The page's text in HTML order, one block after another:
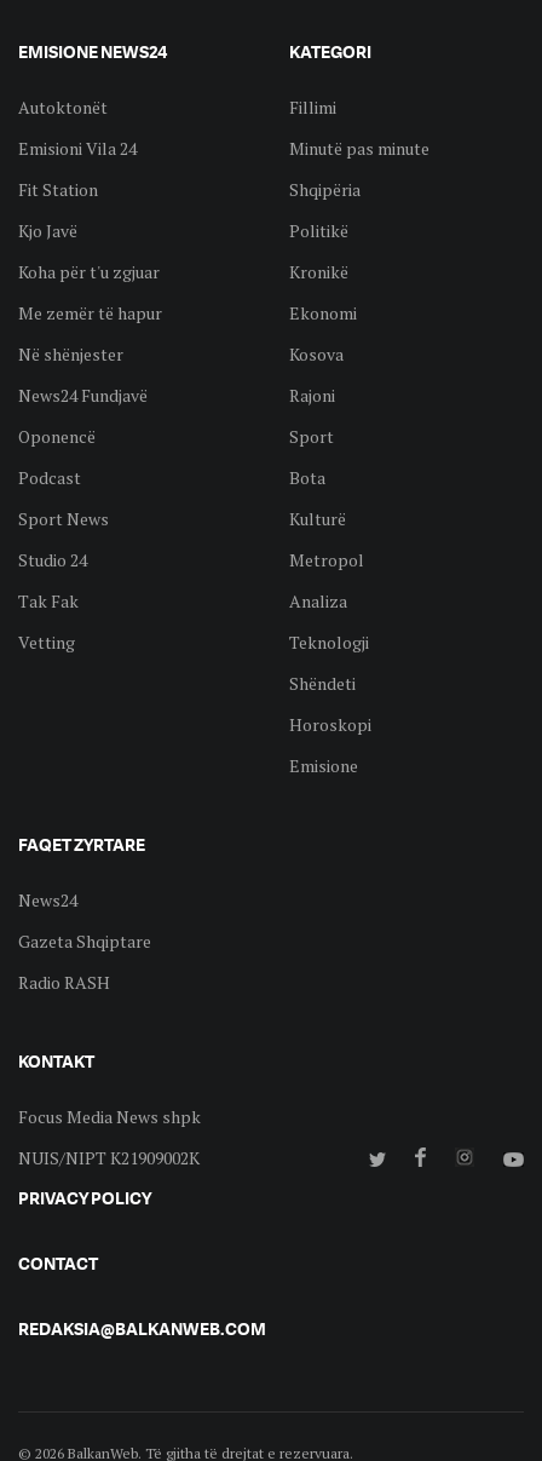
EMISIONE NEWS24
Autoktonët
Emisioni Vila 24
Fit Station
Kjo Javë
Koha për t'u zgjuar
Me zemër të hapur
Në shënjester
News24 Fundjavë
Oponencë
Podcast
Sport News
Studio 24
Tak Fak
Vetting
KATEGORI
Fillimi
Minutë pas minute
Shqipëria
Politikë
Kronikë
Ekonomi
Kosova
Rajoni
Sport
Bota
Kulturë
Metropol
Analiza
Teknologji
Shëndeti
Horoskopi
Emisione
FAQET ZYRTARE
News24
Gazeta Shqiptare
Radio RASH
KONTAKT
Focus Media News shpk
NUIS/NIPT K21909002K
PRIVACY POLICY
CONTACT
REDAKSIA@BALKANWEB.COM
© 2026 BalkanWeb. Të gjitha të drejtat e rezervuara.